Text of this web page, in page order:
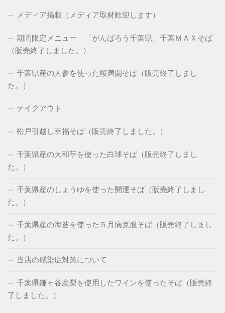
メディア掲載（メディア取材歓迎します）
期間限定メニュー 「がんばろう千葉県」千葉ＭＡＸそば
（販売終了しました。）
千葉県産の人参を使った桜満開そば（販売終了しまし
た。）
テイクアウト
松戸引越し幸福そば（販売終了しました。）
千葉県産の大和芋を使った白球そば（販売終了しまし
た。）
千葉県産のしょうゆを使った開運そば（販売終了しまし
た。）
千葉県産の海苔を使った５月病克服そば（販売終了しまし
た。）
当店の感染症対策について
千葉県鎌ヶ谷産梨を使用したワインを使ったそば（販売終
了しました。）